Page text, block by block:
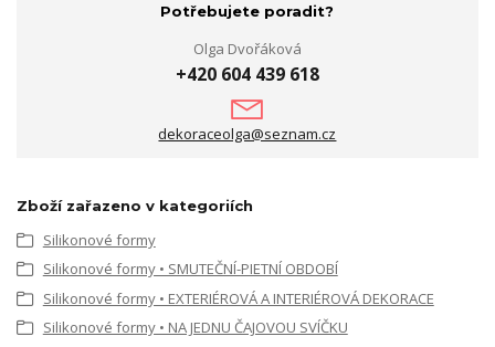
Potřebujete poradit?
Olga Dvořáková
+420 604 439 618
dekoraceolga@seznam.cz
Zboží zařazeno v kategoriích
Silikonové formy
Silikonové formy • SMUTEČNÍ-PIETNÍ OBDOBÍ
Silikonové formy • EXTERIÉROVÁ A INTERIÉROVÁ DEKORACE
Silikonové formy • NA JEDNU ČAJOVOU SVÍČKU